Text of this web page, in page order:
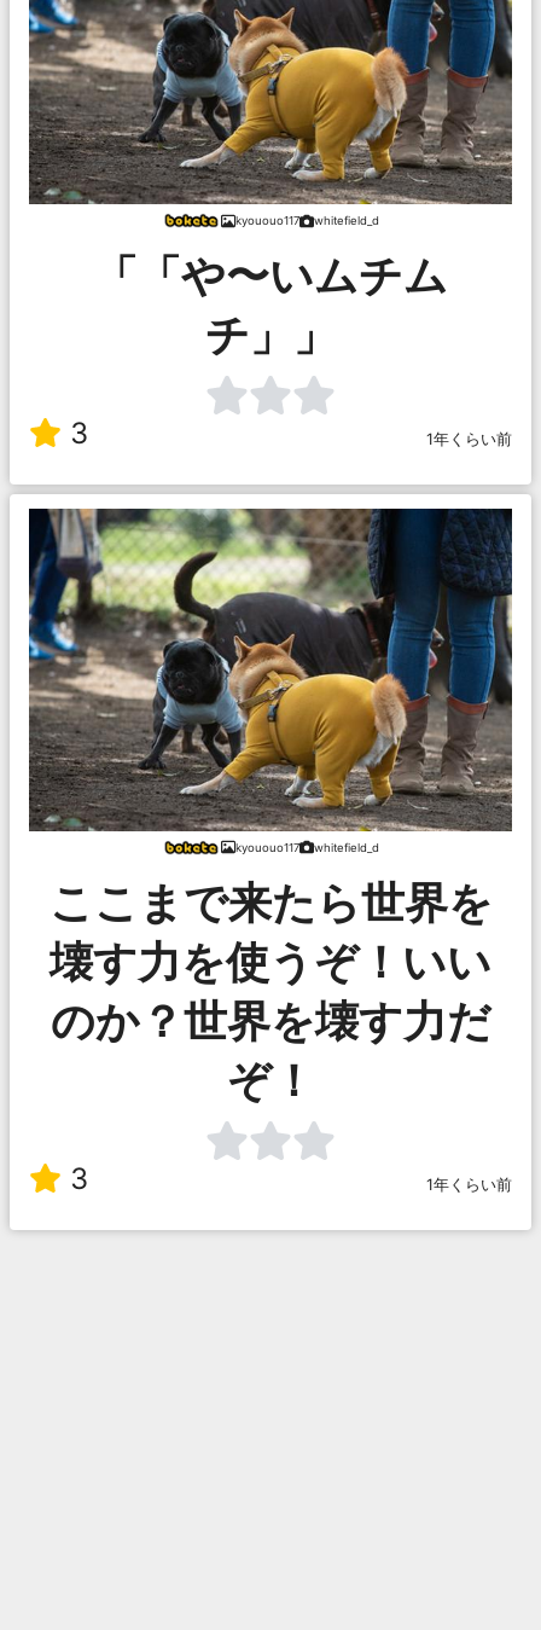
kyououo117 whitefield_d
「「や〜いムチム
チ」」
3 1年くらい前
kyououo117 whitefield_d
ここまで来たら世界を
壊す力を使うぞ！いい
のか？世界を壊す力だ
ぞ！
3 1年くらい前